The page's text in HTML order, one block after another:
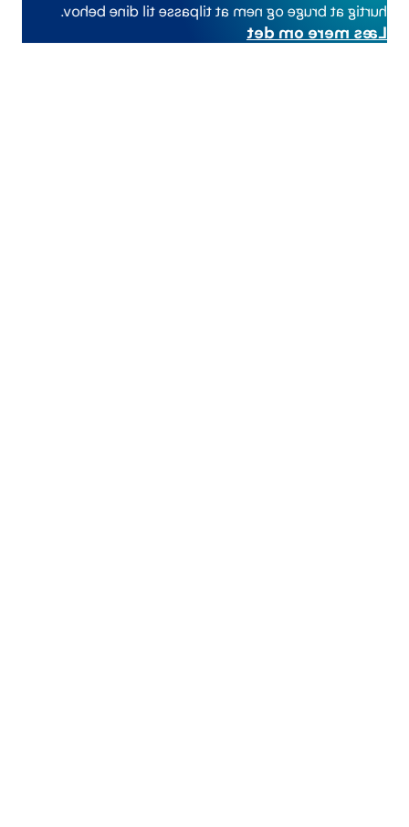
hurtig at bruge og nem at tilpasse til dine behov.
Læs mere om det